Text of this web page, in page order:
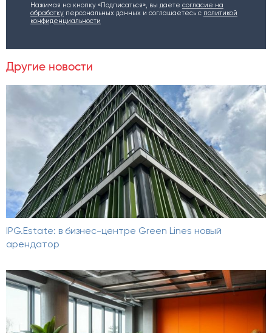
Нажимая на кнопку «Подписаться», вы даете согласие на
обработку персональных данных и соглашаетесь c политикой
конфиденциальности
Другие новости
IPG.Estate: в бизнес-центре Green Lines новый
арендатор